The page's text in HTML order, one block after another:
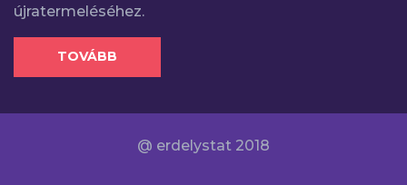
újratermeléséhez.
TOVÁBB
@ erdelystat 2018